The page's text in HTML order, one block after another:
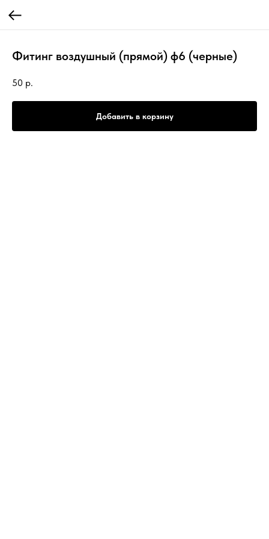
Фитинг воздушный (прямой) ф6 (черные)
50 р.
Добавить в корзину